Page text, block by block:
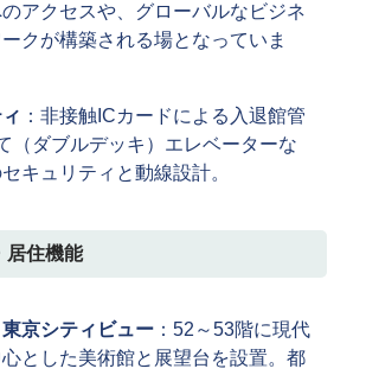
のアクセスや、グローバルなビジネ
クが構築される場となっていま
：非接触ICカードによる入退館管
（ダブルデッキ）エレベーターな
キュリティと動線設計。
居住機能
京シティビュー：52～53階に現代
とした美術館と展望台を設置。都